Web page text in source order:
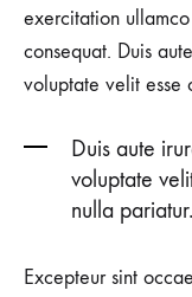
exercitation
consequat. Duis
voluptate velit esse
Duis aute
voluptate
nulla pariatur.
Excepteur sint